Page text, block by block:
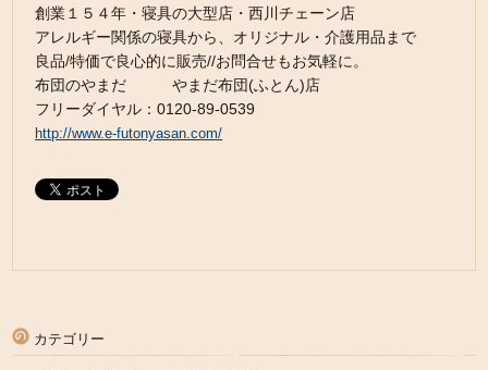
創業１５４年・寝具の大型店・西川チェーン店
アレルギー関係の寝具から、オリジナル・介護用品まで
良品/特価で良心的に販売//お問合せもお気軽に。
布団のやまだ やまだ布団(ふとん)店
フリーダイヤル：0120-89-0539
http://www.e-futonyasan.com/
カテゴリー